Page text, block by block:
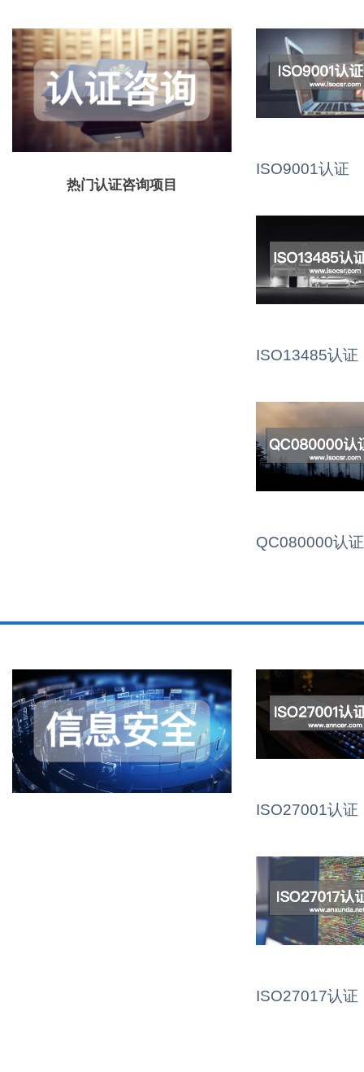
热门认证咨询项目
ISO9001认证
ISO13485认证
QC080000认证
ISO27001认证
ISO27017认证